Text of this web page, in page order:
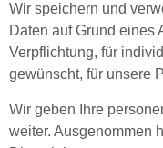
Wir speichern und
Daten auf Grund eines
Verpflichtung, für
gewünscht, für unsere
Wir geben Ihre
weiter. Ausgenommen